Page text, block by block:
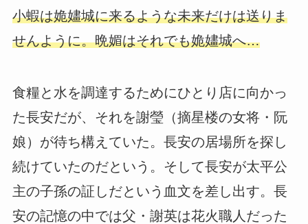
小蝦は姽嫿城に来るような未来だけは送りま
せんように。晩媚はそれでも姽嫿城へ…
食糧と水を調達するためにひとり店に向かっ
た長安だが、それを謝瑩（摘星楼の女将・阮
娘）が待ち構えていた。長安の居場所を探し
続けていたのだという。そして長安が太平公
主の子孫の証しだという血文を差し出す。長
安の記憶の中では父・謝英は花火職人だった